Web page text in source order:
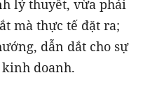
lý thuyết, vừa phải
mà thực tế đặt ra;
dẫn dắt cho sự
doanh.